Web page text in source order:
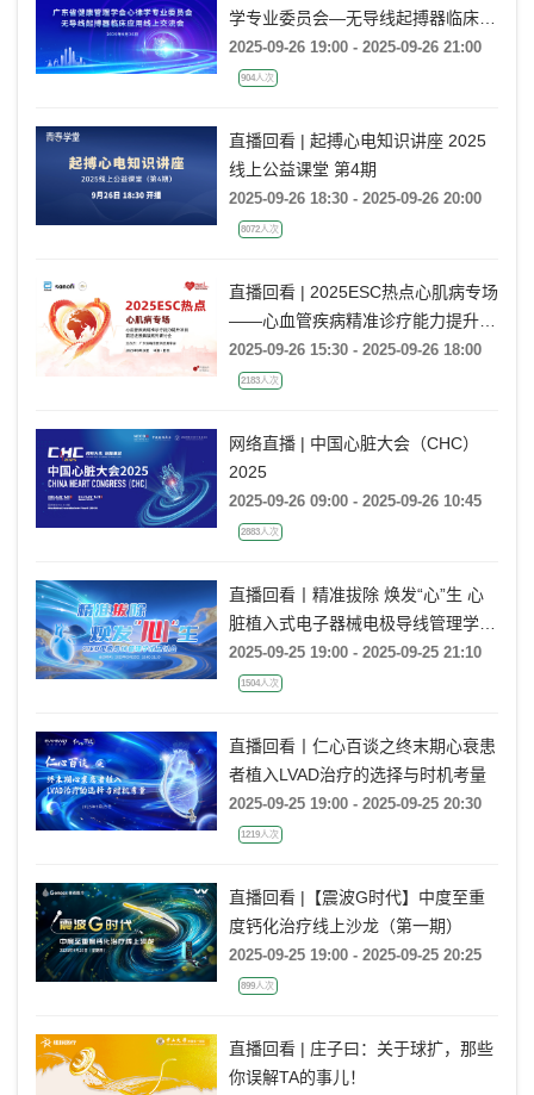
学专业委员会—⽆导线起搏器临床应
⽤线上交流会
2025-09-26 19:00 - 2025-09-26 21:00
904人次
直播回看 | 起搏心电知识讲座 2025
线上公益课堂 第4期
2025-09-26 18:30 - 2025-09-26 20:00
8072人次
直播回看 | 2025ESC热点心肌病专场
——心血管疾病精准诊疗能力提升项
目-前沿进展解读系列研讨会 第7期
2025-09-26 15:30 - 2025-09-26 18:00
2183人次
网络直播 | 中国心脏大会（CHC）
2025
2025-09-26 09:00 - 2025-09-26 10:45
2883人次
直播回看丨精准拔除 焕发“心”生 心
脏植入式电子器械电极导线管理学术
研讨会
2025-09-25 19:00 - 2025-09-25 21:10
1504人次
直播回看丨仁心百谈之终末期心衰患
者植入LVAD治疗的选择与时机考量
2025-09-25 19:00 - 2025-09-25 20:30
1219人次
直播回看 |【震波G时代】中度至重
度钙化治疗线上沙龙（第一期）
2025-09-25 19:00 - 2025-09-25 20:25
899人次
直播回看 | 庄子曰：关于球扩，那些
你误解TA的事儿！